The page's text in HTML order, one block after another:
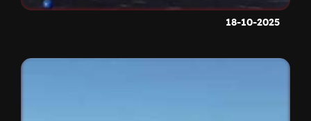
18-10-2025